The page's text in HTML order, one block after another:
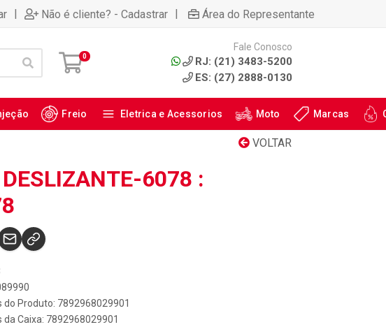
| Não é cliente? - Cadastrar | Área do Representante
0
Fale Conosco
RJ: (21) 3483-5200
ES: (27) 2888-0130
Freio Eletrica e Acessorios Moto Marcas
VOLTAR
6078 :
do Produto: 7892968029901
da Caixa: 7892968029901